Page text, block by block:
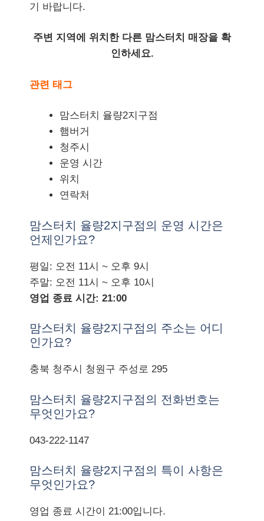
기 바랍니다.
주변 지역에 위치한 다른 맘스터치 매장을 확
인하세요.
관련 태그
맘스터치 율량2지구점
햄버거
청주시
운영 시간
위치
연락처
맘스터치 율량2지구점의 운영 시간은
언제인가요?
평일: 오전 11시 ~ 오후 9시
주말: 오전 11시 ~ 오후 10시
영업 종료 시간: 21:00
맘스터치 율량2지구점의 주소는 어디
인가요?
충북 청주시 청원구 주성로 295
맘스터치 율량2지구점의 전화번호는
무엇인가요?
043-222-1147
맘스터치 율량2지구점의 특이 사항은
무엇인가요?
영업 종료 시간이 21:00입니다.